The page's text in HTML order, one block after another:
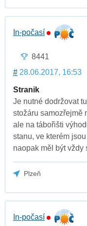
In-počasí
8441
# 28.06.2017, 16:53
Stranik
Je nutné dodržovat
stožáru samozřejmě
ale na tábořišti
stanu, ve kterém
naopak měl být vždy
Plzeň
In-počasí